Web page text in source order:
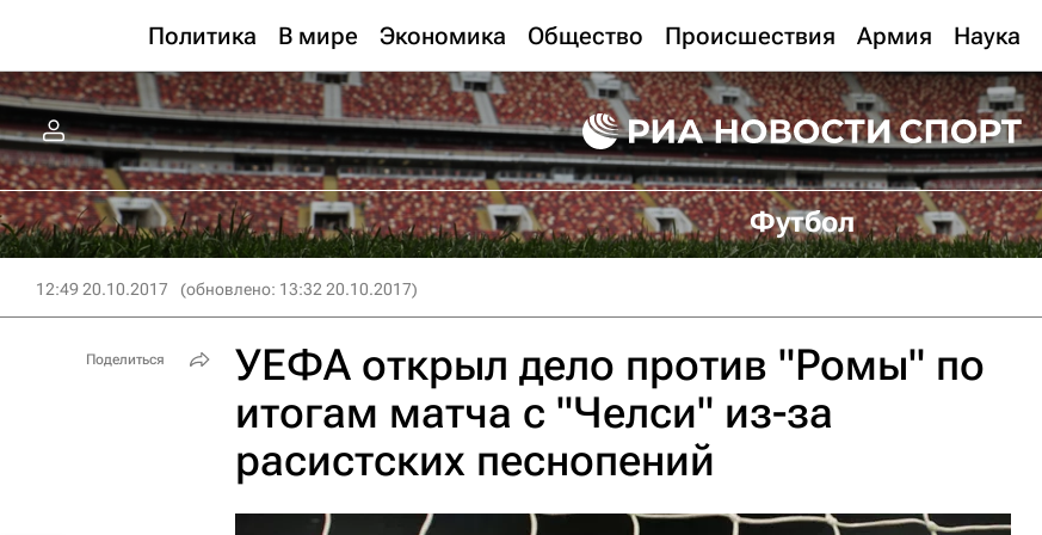
Политика В мире Экономика Общество Происшествия Армия Наука
Футбол
12:49 20.10.2017 (обновлено: 13:32 20.10.2017)
УЕФА открыл дело против "Ромы" по
итогам матча с "Челси" из-за
расистских песнопений
Поделиться